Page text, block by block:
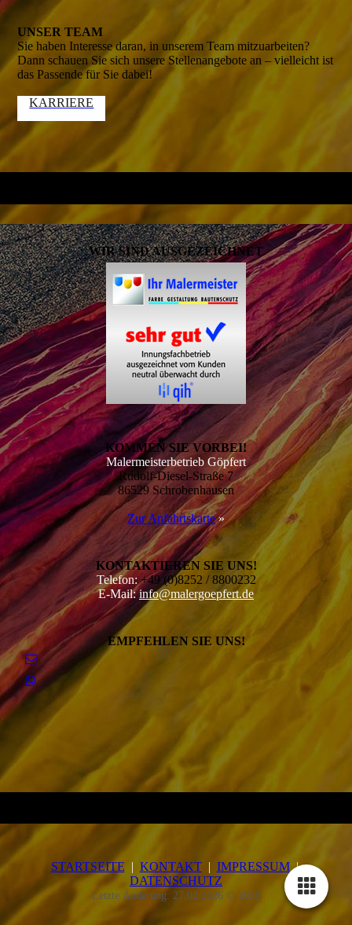
UNSER TEAM
Sie haben Interesse daran, in unserem Team mitzu­arbeiten?
Dann schauen Sie sich unsere Stellen­angebote an – vielleicht ist
das Passende für Sie dabei!
KARRIERE
WIR SIND AUSGEZEICHNET
KOMMEN SIE VORBEI!
Malermeisterbetrieb Göpfert
Rudolf-Diesel-Straße 7
86529 Schrobenhausen
Zur Anfahrtskarte»
KONTAKTIEREN SIE UNS!
Telefon: +49 (0)8252 / 8800232
E-Mail:info@malergoepfert.de
EMPFEHLEN SIE UNS!
STARTSEITE | KONTAKT| IMPRESSUM|
DATENSCHUTZ
Letzte Änderung: 27.02.2026 © 2026